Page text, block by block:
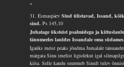
*
31. EsmaspäevSind ülistavad, Issand,
sind.Ps 145,10
Juhatage üksteist psalmidega ja
tänumeeles lauldes Issandale oma
Igaüks meist peaks jõudma Jumalale
märgata Sinu imelist ligiolekut igal
kiita. Selle kaudu suureneb Sinult tulev